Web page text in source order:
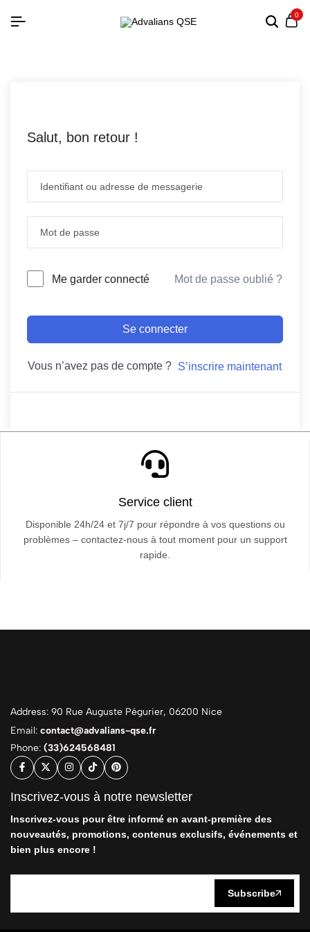
0
Salut, bon retour !
Me garder connecté Mot de passe oublié ?
Se connecter
Vous n’avez pas de compte ? S’inscrire maintenant
Service client
Disponible 24h/24 et 7j/7 pour répondre à vos questions ou
problèmes – contactez-nous à tout moment pour un support
rapide.
Address: 90 Rue Auguste Pégurier, 06200 Nice
Email: contact@advalians-qse.fr
Phone: (33)624568481
Inscrivez-vous à notre newsletter
Inscrivez-vous pour être informé en avant-première des
nouveautés, promotions, contenus exclusifs, événements et
bien plus encore !
Subscribe